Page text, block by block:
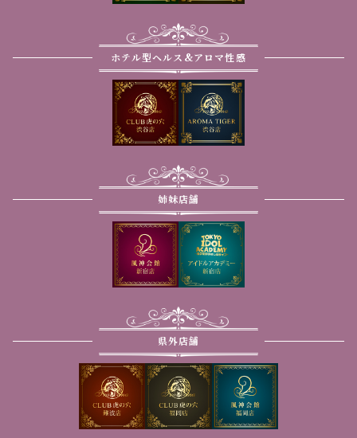
ホテル型ヘルス&アロマ性感
姉妹店舗
県外店舗